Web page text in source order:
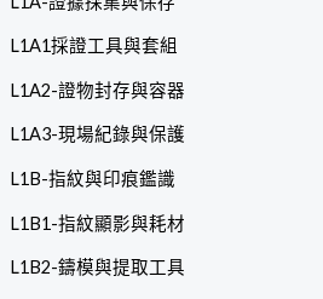
L1A1採證工具與套組
L1A2-證物封存與容器
L1A3-現場紀錄與保護
L1B-指紋與印痕鑑識
L1B1-指紋顯影與耗材
L1B2-鑄模與提取工具